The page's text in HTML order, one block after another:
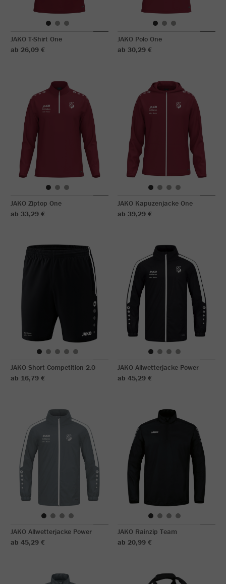
JAKO T-Shirt One
ab 26,09 €
JAKO Polo One
ab 30,29 €
JAKO Ziptop One
ab 33,29 €
JAKO Kapuzenjacke One
ab 39,29 €
JAKO Short Competition 2.0
ab 16,79 €
JAKO Allwetterjacke Power
ab 45,29 €
JAKO Allwetterjacke Power
ab 45,29 €
JAKO Rainzip Team
ab 20,99 €